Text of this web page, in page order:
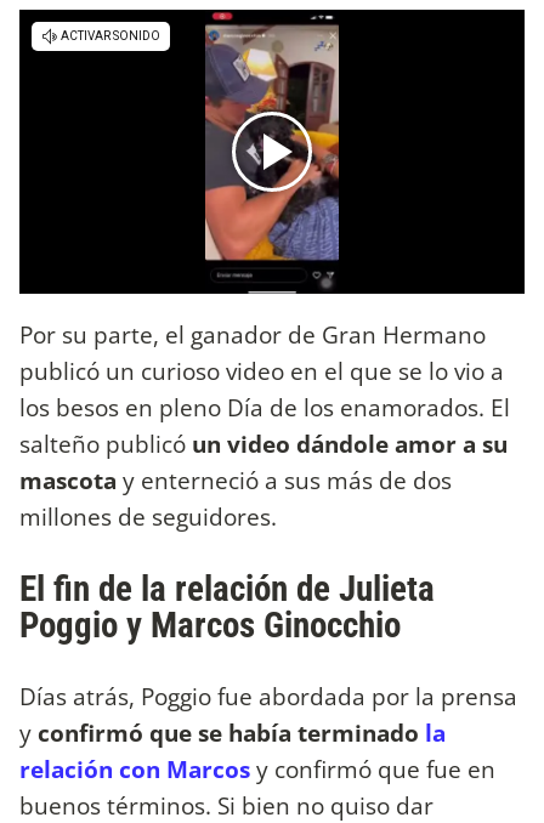
Por su parte, el ganador de Gran Hermano
publicó un curioso video en el que se lo vio a
los besos en pleno Día de los enamorados. El
salteño publicó un video dándole amor a su
mascota y enterneció a sus más de dos
millones de seguidores.
El fin de la relación de Julieta
Poggio y Marcos Ginocchio
Días atrás, Poggio fue abordada por la prensa
y confirmó que se había terminado la
relación con Marcosy confirmó que fue en
buenos términos. Si bien no quiso dar